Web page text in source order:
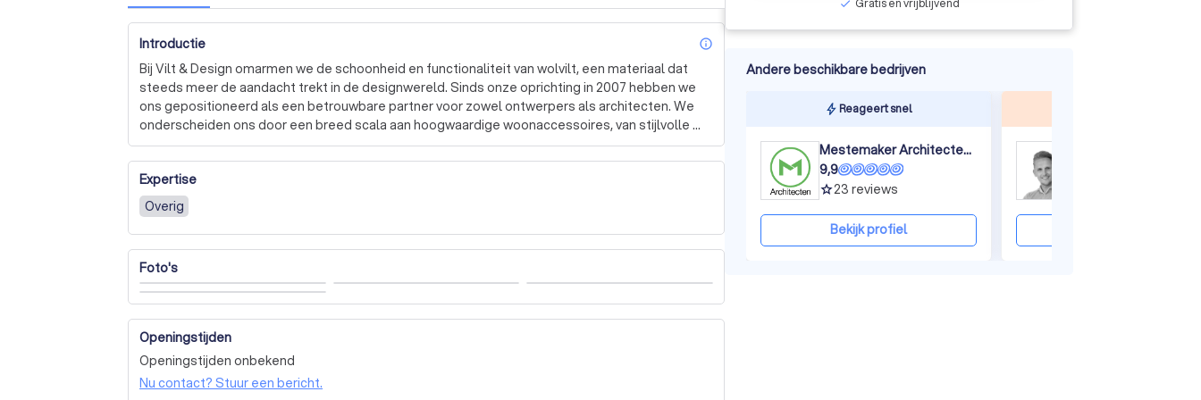
Introductie info_outline
Bij Vilt & Design omarmen we de schoonheid en functionaliteit van wolvilt, een materiaal dat
steeds meer de aandacht trekt in de designwereld. Sinds onze oprichting in 2007 hebben we
ons gepositioneerd als een betrouwbare partner voor zowel ontwerpers als architecten. We
onderscheiden ons door een breed scala aan hoogwaardige woonaccessoires, van stijlvolle
opbergboxen tot akoestische producten die de akoestiek in elke ruimte verbeteren. Onze
producten zijn niet alleen esthetisch aantrekkelijk, maar ook duurzaam en functioneel. Wolvilt
ademt, reinigt de lucht en biedt uitstekende isolatie tegen kou en warmte.
We zijn trots op onze samenwerking met gerenommeerde merken zoals HEY-SIGN en
PARKHAUS, die onze passie voor design en kwaliteit delen. Elk item dat we aanbieden, is
Bent u benieuwd naar wat wij voor uw woonruimte kunnen betekenen? Neem gerust contact
perfecte viltaccessoires die uw huis transformeren!
Expertise
Overig
Foto's
Openingstijden
Openingstijden onbekend
Nu contact? Stuur een bericht.
check Gratis en vrijblijvend
Andere beschikbare bedrijven
Reageert snel
Mestemaker Architecten BNA
9,9
grade23 reviews
Bekijk profiel